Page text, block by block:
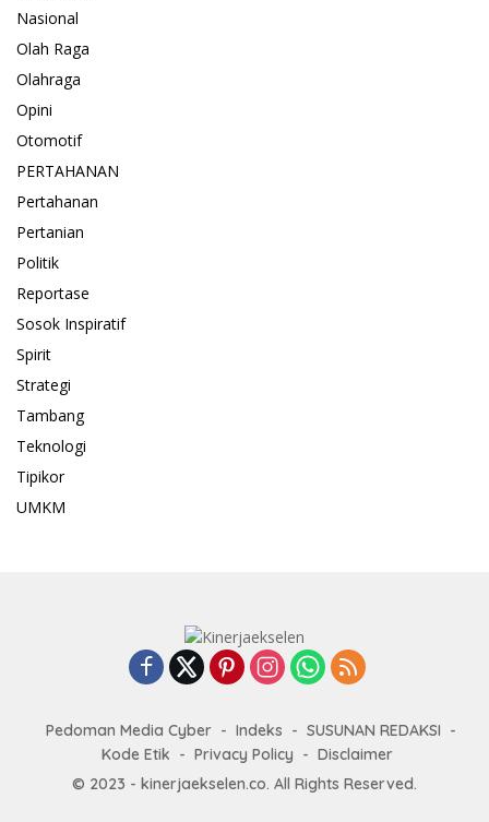
Nasional
Olah Raga
Olahraga
Opini
Otomotif
PERTAHANAN
Pertahanan
Pertanian
Politik
Reportase
Sosok Inspiratif
Spirit
Strategi
Tambang
Teknologi
Tipikor
UMKM
Pedoman Media Cyber Indeks
SUSUNAN REDAKSI
Kode Etik
Privacy Policy
Disclaimer
© 2023 - kinerjaekselen.co. All Rights Reserved.